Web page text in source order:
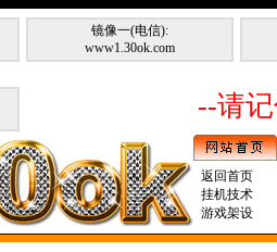
镜像一(电信):
www1.30ok.com
--请
返回首页
挂机技术
游戏架设